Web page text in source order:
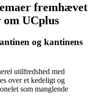
fremhævet
UCplus
og kantinens
utilfredshed med
over et kedeligt og
som manglende